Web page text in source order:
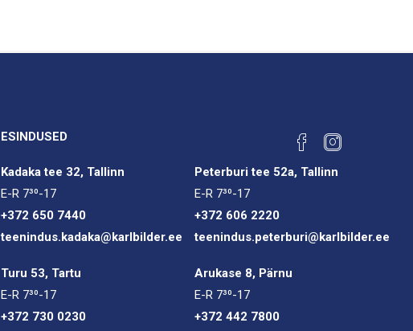
ESINDUSED
Kadaka tee 32, Tallinn
E-R 7³⁰-17
+372 650 7440
teenindus.kadaka@karlbilder.ee
Peterburi tee 52a, Tallinn
E-R 7³⁰-17
+372 606 2220
teenindus.peterburi@karlbilder.ee
Turu 53, Tartu
E-R 7³⁰-17
+372 730 0230
Arukase 8, Pärnu
E-R 7³⁰-17
+372 442 7800